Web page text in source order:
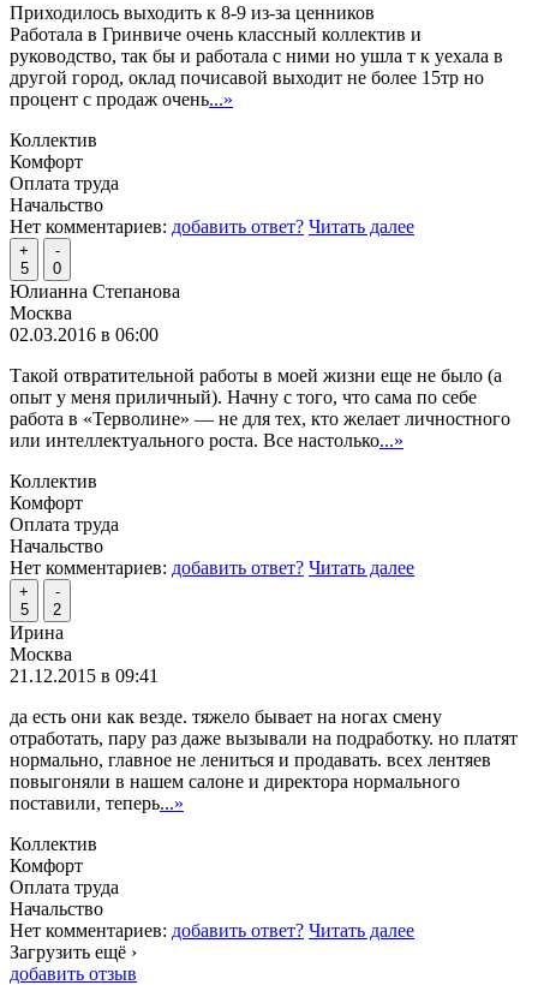
Приходилось выходить к 8-9 из-за ценников
Работала в Гринвиче очень классный коллектив и
руководство, так бы и работала с ними но ушла т к уехала в
другой город, оклад почисавой выходит не более 15тр но
процент с продаж очень...»
Коллектив
Комфорт
Оплата труда
Начальство
Нет комментариев: добавить ответ? Читать далее
+
5
-
0
Юлианна Степанова
Москва
02.03.2016 в 06:00
Такой отвратительной работы в моей жизни еще не было (а
опыт у меня приличный). Начну с того, что сама по себе
работа в «Терволине» — не для тех, кто желает личностного
или интеллектуального роста. Все настолько...»
Коллектив
Комфорт
Оплата труда
Начальство
Нет комментариев: добавить ответ? Читать далее
+
5
-
2
Ирина
Москва
21.12.2015 в 09:41
да есть они как везде. тяжело бывает на ногах смену
отработать, пару раз даже вызывали на подработку. но платят
нормально, главное не лениться и продавать. всех лентяев
повыгоняли в нашем салоне и директора нормального
поставили, теперь...»
Коллектив
Комфорт
Оплата труда
Начальство
Нет комментариев: добавить ответ? Читать далее
Загрузить ещё ›
добавить отзыв